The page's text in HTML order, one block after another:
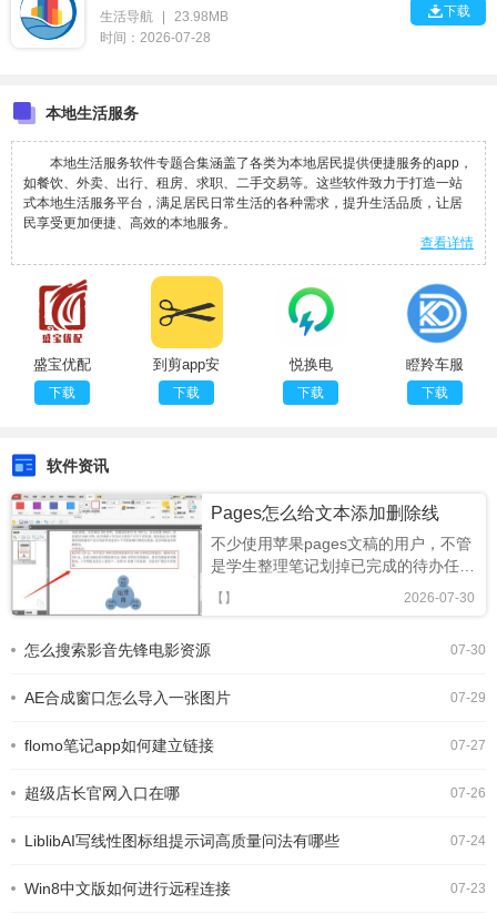
生活导航 |
23.98MB
时间：2026-07-28
下载
本地生活服务
本地生活服务软件专题合集涵盖了各类为本地居民提供便捷服务的app，
如餐饮、外卖、出行、租房、求职、二手交易等。这些软件致力于打造一站
式本地生活服务平台，满足居民日常生活的各种需求，提升生活品质，让居
民享受更加便捷、高效的本地服务。
查看详情
盛宝优配
下载
到剪app安
卓版
下载
悦换电
下载
瞪羚车服
(一键汽车
行业服务)
下载
软件资讯
Pages怎么给文本添加删除线
不少使用苹果pages文稿的用户，不管
是学生整理笔记划掉已完成的待办任
务，还是职场人修改文案标注需要删除
的内容，给文本添加删除线都是非常高
pages的操作逻辑略有不同，不少新手
就给大家整
2026-07-30
【】
07-30
怎么搜索影音先锋电影资源
07-29
AE合成窗口怎么导入一张图片
07-27
flomo笔记app如何建立链接
07-26
超级店长官网入口在哪
07-24
LiblibAI写线性图标组提示词高质量问法有哪些
07-23
Win8中文版如何进行远程连接